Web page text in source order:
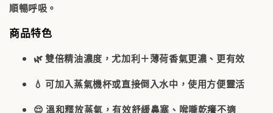
順暢呼吸。
商品特色
🌿雙倍精油濃度 ，尤加利＋薄荷香氣更濃、更有效
💧 可加入蒸氣機杯或直接倒入水中，使用方便靈活
😌 溫和釋放蒸氣，有效舒緩鼻塞、喉嚨乾癢不適